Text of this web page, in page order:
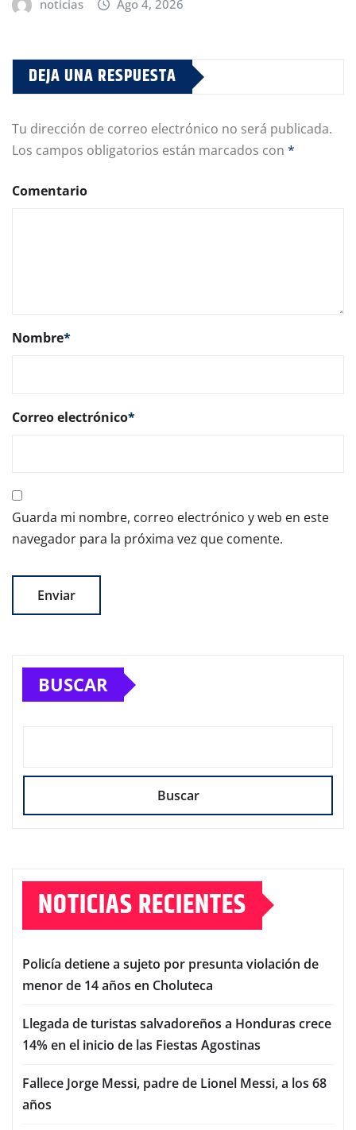
noticias Ago 4, 2026
DEJA UNA RESPUESTA
Tu dirección de correo electrónico no será publicada.
Los campos obligatorios están marcados con *
Comentario
Nombre*
Correo electrónico*
Guarda mi nombre, correo electrónico y web en este
navegador para la próxima vez que comente.
BUSCAR
Buscar
NOTICIAS RECIENTES
Policía detiene a sujeto por presunta violación de
menor de 14 años en Choluteca
Llegada de turistas salvadoreños a Honduras crece
14% en el inicio de las Fiestas Agostinas
Fallece Jorge Messi, padre de Lionel Messi, a los 68
años